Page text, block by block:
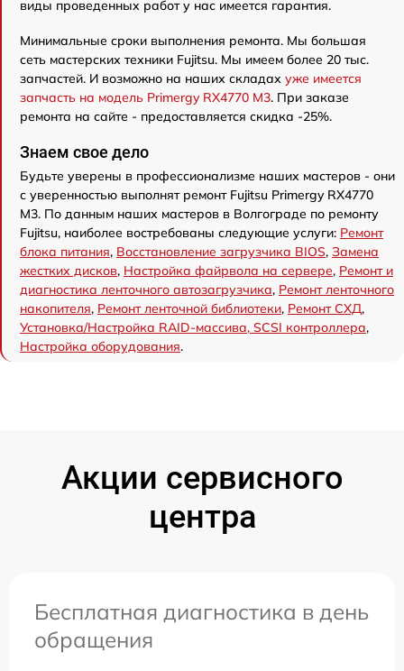
виды проведенных работ у нас имеется гарантия.
Минимальные сроки выполнения ремонта. Мы большая
сеть мастерских техники Fujitsu. Мы имеем более 20 тыс.
запчастей. И возможно на наших складах уже имеется
запчасть на модель Primergy RX4770 M3. При заказе
ремонта на сайте - предоставляется скидка -25%.
Знаем свое дело
Будьте уверены в профессионализме наших мастеров - они
с уверенностью выполнят ремонт Fujitsu Primergy RX4770
M3. По данным наших мастеров в Волгограде по ремонту
Fujitsu, наиболее востребованы следующие услуги: Ремонт
блока питания, Восстановление загрузчика BIOS, Замена
жестких дисков, Настройка файрвола на сервере, Ремонт и
диагностика ленточного автозагрузчика, Ремонт ленточного
накопителя, Ремонт ленточной библиотеки, Ремонт СХД,
Установка/Настройка RAID-массива, SCSI контроллера,
Настройка оборудования.
Акции сервисного
центра
Бесплатная диагностика в день
обращения